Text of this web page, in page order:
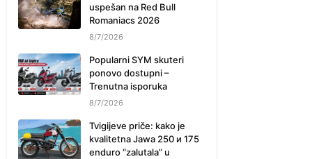
uspešan na Red Bull
Romaniacs 2026
8/7/2026
Popularni SYM skuteri
ponovo dostupni –
Trenutna isporuka
8/7/2026
Tvigijeve priče: kako je
kvalitetna Jawa 250 и 175
enduro “zalutala” u